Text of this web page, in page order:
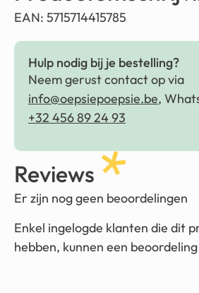
EAN: 5715714415785
Hulp nodig bij je bestelling?
Neem gerust contact op via
info@oepsiepoepsie.be,
+32 456 89 24 93
Reviews
Er zijn nog geen beoordelingen
Enkel ingelogde klanten die dit
hebben, kunnen een